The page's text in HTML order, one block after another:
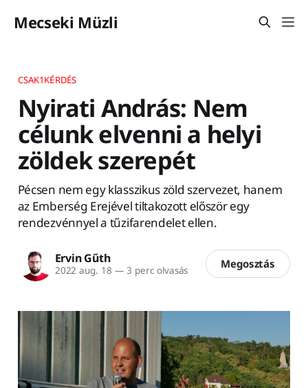
Mecseki Müzli
CSAK1KÉRDÉS
Nyirati András: Nem
célunk elvenni a helyi
zöldek szerepét
Pécsen nem egy klasszikus zöld szervezet, hanem
az Emberség Erejével tiltakozott először egy
rendezvénnyel a tűzifarendelet ellen.
Ervin Gűth
2022 aug. 18 — 3 perc olvasás Megosztás